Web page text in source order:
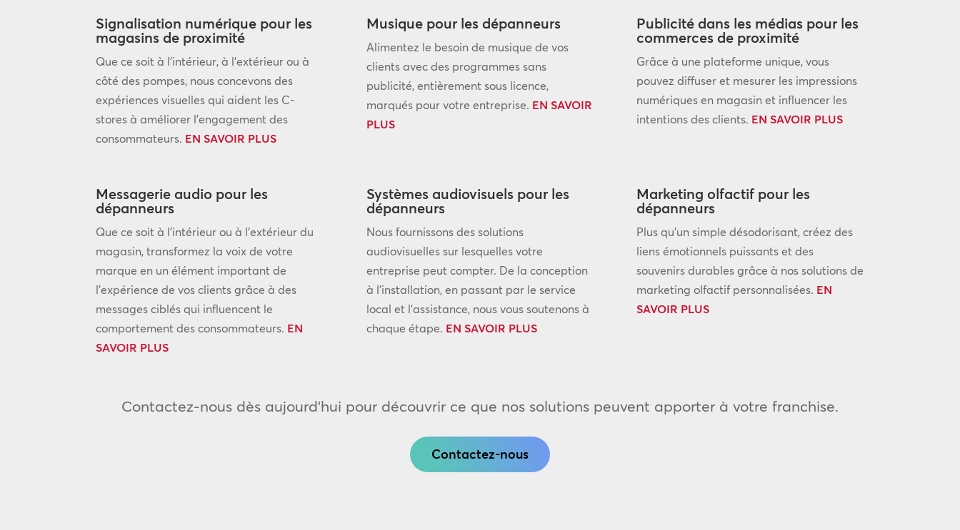
Signalisation numérique pour les
magasins de proximité
Que ce soit à l’intérieur, à l’extérieur ou à
côté des pompes, nous concevons des
expériences visuelles qui aident les C-
stores à améliorer l’engagement des
consommateurs. EN SAVOIR PLUS
Musique pour les dépanneurs
Alimentez le besoin de musique de vos
clients avec des programmes sans
publicité, entièrement sous licence,
marqués pour votre entreprise. EN SAVOIR
PLUS
Publicité dans les médias pour les
commerces de proximité
Grâce à une plateforme unique, vous
pouvez diffuser et mesurer les impressions
numériques en magasin et influencer les
intentions des clients. EN SAVOIR PLUS
Messagerie audio pour les
dépanneurs
Que ce soit à l’intérieur ou à l’extérieur du
magasin, transformez la voix de votre
marque en un élément important de
l’expérience de vos clients grâce à des
messages ciblés qui influencent le
comportement des consommateurs. EN
SAVOIR PLUS
Systèmes audiovisuels pour les
dépanneurs
Nous fournissons des solutions
audiovisuelles sur lesquelles votre
entreprise peut compter. De la conception
à l’installation, en passant par le service
local et l’assistance, nous vous soutenons à
chaque étape. EN SAVOIR PLUS
Marketing olfactif pour les
dépanneurs
Plus qu’un simple désodorisant, créez des
liens émotionnels puissants et des
souvenirs durables grâce à nos solutions de
marketing olfactif personnalisées. EN
SAVOIR PLUS
Contactez-nous dès aujourd’hui pour découvrir ce que nos solutions peuvent apporter à votre franchise.
Contactez-nous